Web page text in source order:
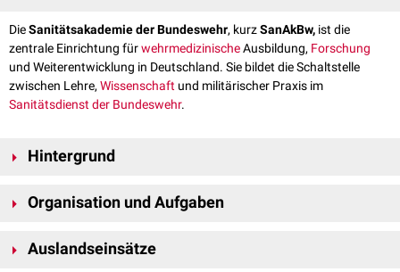
DieSanitätsakademie der Bundeswehr, kurzSanAkBw, ist die
zentrale Einrichtung fürwehrmedizinischeAusbildung, Forschung
und Weiterentwicklung in Deutschland. Sie bildet die Schaltstelle
zwischen Lehre, Wissenschaft und militärischer Praxis im
Sanitätsdienst der Bundeswehr.
Hintergrund
militärärztliche Ausbildungsstätten wie die 1795 in Berlin gegründete
Sanitätstruppenschule des Heeres in Degerndorf am Inn ins Leben
gerufen, ein Jahr später erfolgte der Umzug nach München. 1959 erhielt
Organisation und Aufgaben
Ausbildung und Weiterbildung
Auslandseinsätze